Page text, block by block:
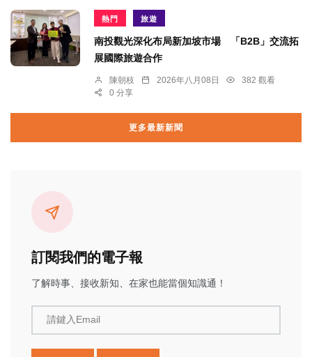
熱門 旅遊
南投觀光深化布局新加坡市場 「B2B」交流拓
展國際旅遊合作
陳朝枝 2026年八月08日
382 觀看
0 分享
更多最新新聞
訂閱我們的電子報
了解時事、接收新知、在家也能當個知識通！
請鍵入Email